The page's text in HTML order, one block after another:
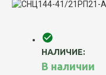
НАЛИЧИЕ:
В наличии